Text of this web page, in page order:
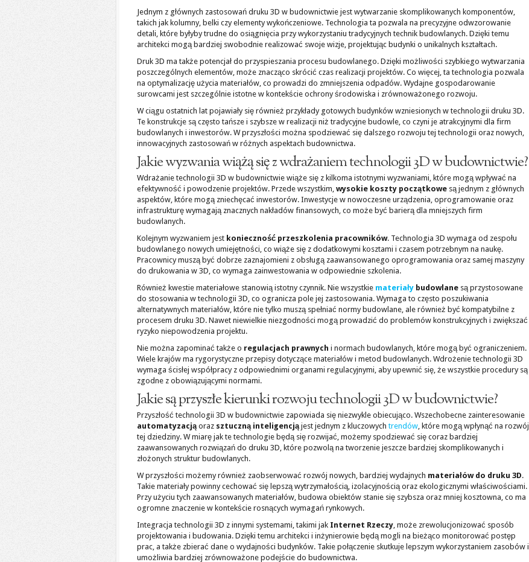
Jednym z głównych zastosowań druku 3D w budownictwie jest wytwarzanie skomplikowanych komponentów,
takich jak kolumny, belki czy elementy wykończeniowe. Technologia ta pozwala na precyzyjne odwzorowanie
detali, które byłyby trudne do osiągnięcia przy wykorzystaniu tradycyjnych technik budowlanych. Dzięki temu
architekci mogą bardziej swobodnie realizować swoje wizje, projektując budynki o unikalnych kształtach.
Druk 3D ma także potencjał do przyspieszania procesu budowlanego. Dzięki możliwości szybkiego wytwarzania
poszczególnych elementów, może znacząco skrócić czas realizacji projektów. Co więcej, ta technologia pozwala
na optymalizację użycia materiałów, co prowadzi do zmniejszenia odpadów. Wydajne gospodarowanie
surowcami jest szczególnie istotne w kontekście ochrony środowiska i zrównoważonego rozwoju.
W ciągu ostatnich lat pojawiały się również przykłady gotowych budynków wzniesionych w technologii druku 3D.
Te konstrukcje są często tańsze i szybsze w realizacji niż tradycyjne budowle, co czyni je atrakcyjnymi dla firm
budowlanych i inwestorów. W przyszłości można spodziewać się dalszego rozwoju tej technologii oraz nowych,
innowacyjnych zastosowań w różnych aspektach budownictwa.
Jakie wyzwania wiążą się z wdrażaniem technologii 3D w budownictwie?
Wdrażanie technologii 3D w budownictwie wiąże się z kilkoma istotnymi wyzwaniami, które mogą wpływać na
efektywność i powodzenie projektów. Przede wszystkim, wysokie koszty początkowe są jednym z głównych
aspektów, które mogą zniechęcać inwestorów. Inwestycje w nowoczesne urządzenia, oprogramowanie oraz
infrastrukturę wymagają znacznych nakładów finansowych, co może być barierą dla mniejszych firm
budowlanych.
Kolejnym wyzwaniem jest konieczność przeszkolenia pracowników. Technologia 3D wymaga od zespołu
budowlanego nowych umiejętności, co wiąże się z dodatkowymi kosztami i czasem potrzebnym na naukę.
Pracownicy muszą być dobrze zaznajomieni z obsługą zaawansowanego oprogramowania oraz samej maszyny
do drukowania w 3D, co wymaga zainwestowania w odpowiednie szkolenia.
Również kwestie materiałowe stanowią istotny czynnik. Nie wszystkie materiały budowlane są przystosowane
do stosowania w technologii 3D, co ogranicza pole jej zastosowania. Wymaga to często poszukiwania
alternatywnych materiałów, które nie tylko muszą spełniać normy budowlane, ale również być kompatybilne z
procesem druku 3D. Nawet niewielkie niezgodności mogą prowadzić do problemów konstrukcyjnych i zwiększać
ryzyko niepowodzenia projektu.
Nie można zapominać także o regulacjach prawnych i normach budowlanych, które mogą być ograniczeniem.
Wiele krajów ma rygorystyczne przepisy dotyczące materiałów i metod budowlanych. Wdrożenie technologii 3D
wymaga ścisłej współpracy z odpowiednimi organami regulacyjnymi, aby upewnić się, że wszystkie procedury są
zgodne z obowiązującymi normami.
Jakie są przyszłe kierunki rozwoju technologii 3D w budownictwie?
Przyszłość technologii 3D w budownictwie zapowiada się niezwykle obiecująco. Wszechobecne zainteresowanie
automatyzacjąoraz sztuczną inteligencjąjest jednym z kluczowychtrendów, które mogą wpłynąć na rozwój
tej dziedziny. W miarę jak te technologie będą się rozwijać, możemy spodziewać się coraz bardziej
zaawansowanych rozwiązań do druku 3D, które pozwolą na tworzenie jeszcze bardziej skomplikowanych i
złożonych struktur budowlanych.
W przyszłości możemy również zaobserwować rozwój nowych, bardziej wydajnych materiałów do druku 3D.
Takie materiały powinny cechować się lepszą wytrzymałością, izolacyjnością oraz ekologicznymi właściwościami.
Przy użyciu tych zaawansowanych materiałów, budowa obiektów stanie się szybsza oraz mniej kosztowna, co ma
ogromne znaczenie w kontekście rosnących wymagań rynkowych.
Integracja technologii 3D z innymi systemami, takimi jak Internet Rzeczy, może zrewolucjonizować sposób
projektowania i budowania. Dzięki temu architekci i inżynierowie będą mogli na bieżąco monitorować postęp
prac, a także zbierać dane o wydajności budynków. Takie połączenie skutkuje lepszym wykorzystaniem zasobów i
umożliwia bardziej zrównoważone podejście do budownictwa.